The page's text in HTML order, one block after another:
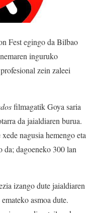
Fest egingo da Bilbao
inguruko
zein zaleei
filmagatik Goya saria
da jaialdiaren burua.
nagusia hemengo eta
da; dagoeneko 300 lan
izango dute jaialdiaren
asmoa dute.